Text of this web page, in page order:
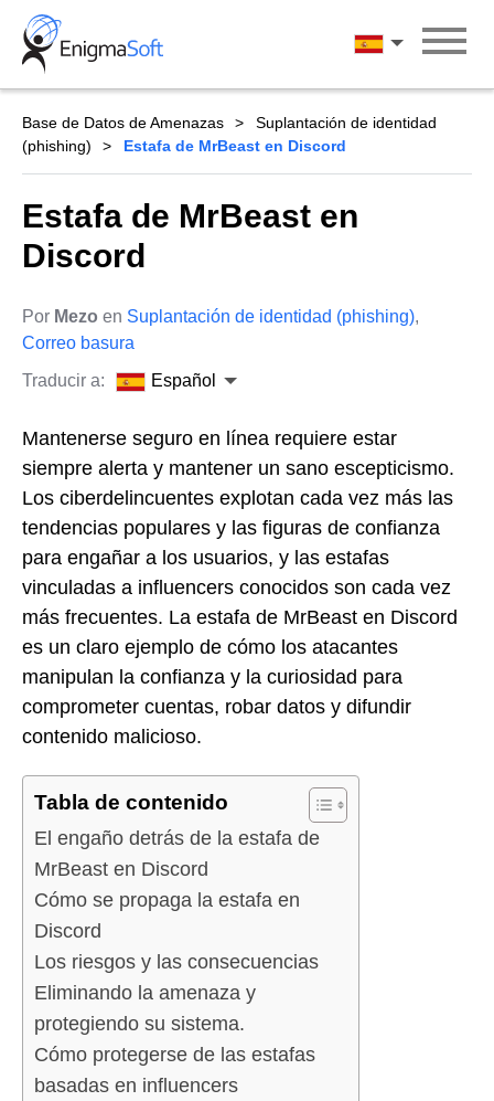
Skip
content
Español
Base de Datos de Amenazas
Suplantación de identidad
(phishing)
Estafa de MrBeast en Discord
Estafa de MrBeast en
Discord
Por Mezo en Suplantación de identidad (phishing),
Correo basura
Traducir a:
Español
Mantenerse seguro en línea requiere estar
siempre alerta y mantener un sano escepticismo.
Los ciberdelincuentes explotan cada vez más las
tendencias populares y las figuras de confianza
para engañar a los usuarios, y las estafas
vinculadas a influencers conocidos son cada vez
más frecuentes. La estafa de MrBeast en Discord
es un claro ejemplo de cómo los atacantes
manipulan la confianza y la curiosidad para
comprometer cuentas, robar datos y difundir
contenido malicioso.
Tabla de contenido
El engaño detrás de la estafa de
MrBeast en Discord
Cómo se propaga la estafa en
Discord
Los riesgos y las consecuencias
Eliminando la amenaza y
protegiendo su sistema.
Cómo protegerse de las estafas
basadas en influencers